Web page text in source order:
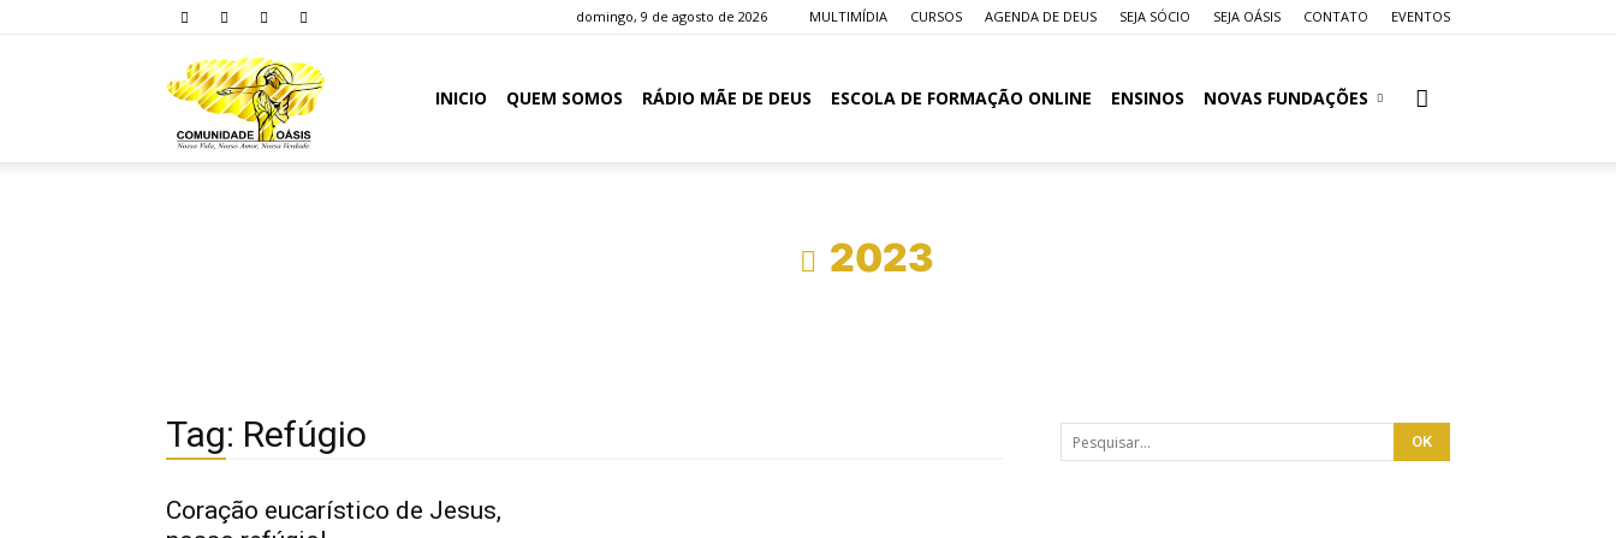
domingo, 9 de agosto de 2026 MULTIMÍDIA CURSOS AGENDA DE DEUS SEJA SÓCIO SEJA OÁSIS CONTATO EVENTOS
INICIO QUEM SOMOS RÁDIO MÃE DE DEUS ESCOLA DE FORMAÇÃO ONLINE ENSINOS NOVAS FUNDAÇÕES
2023
Tag: Refúgio
Coração eucarístico de Jesus,